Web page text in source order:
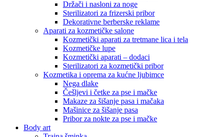
Držači i nasloni za noge
Sterilizatori za frizerski pribor
Dekorativne berberske reklame
Aparati za kozmetičke salone
Kozmetički aparati za tretmane lica i tela
Kozmetičke lupe
Kozmetički aparati – dodaci
Sterilizatori za kozmetički pribor
Kozmetika i oprema za kućne ljubimce
Nega dlake
Češljevi i četke za pse i mačke
Makaze za šišanje pasa i mačaka
Mašinice za šišanje pasa
Pribor za nokte za pse i mačke
Body art